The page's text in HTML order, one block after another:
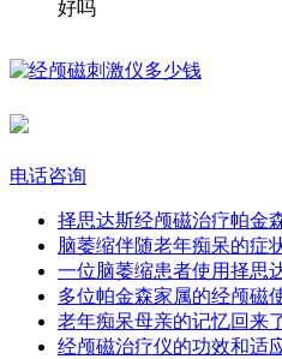
电话咨询
择思达斯经颅磁治疗帕金
脑萎缩伴随老年痴呆的症
一位脑萎缩患者使用择思
多位帕金森家属的经颅磁
老年痴呆母亲的记忆回来
经颅磁治疗仪的功效和适